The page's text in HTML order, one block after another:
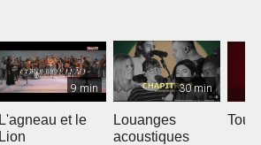
9 min
L'agneau et le
Lion
30 min
Louanges
acoustiques
Tout